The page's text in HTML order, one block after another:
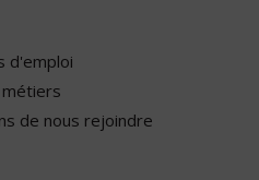
d'emploi
métiers
de nous rejoindre